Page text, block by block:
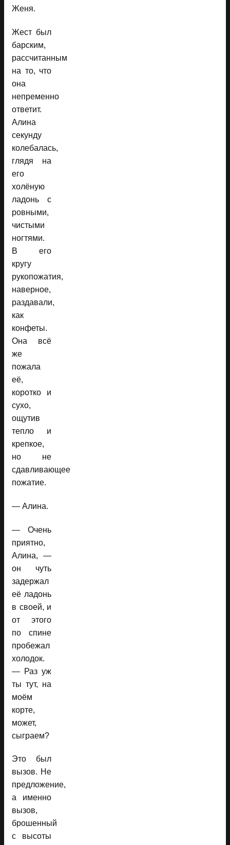
Женя.
Жест был
барским,
рассчитанным
на то, что
она
непременно
ответит.
Алина
секунду
колебалась,
глядя на
его
холёную
ладонь с
ровными,
чистыми
ногтями.
В его
кругу
рукопожатия,
наверное,
раздавали,
как
конфеты.
Она всё
же
пожала
её,
коротко и
сухо,
ощутив
тепло и
крепкое,
но не
сдавливающее
пожатие.
— Алина.
— Очень
приятно,
Алина, —
он чуть
задержал
её ладонь
в своей, и
от этого
по спине
пробежал
холодок.
— Раз уж
ты тут, на
моём
корте,
может,
сыграем?
Это был
вызов. Не
предложение,
а именно
вызов,
брошенный
с высоты